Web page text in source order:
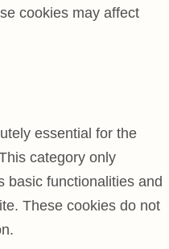
cookies may affect
essential for the
category only
basic functionalities and
These cookies do not